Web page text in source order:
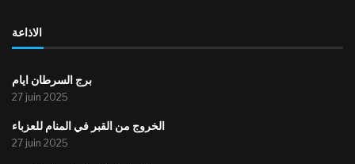
الاذاعة
برج السرطان ايام
27 juin 2025
الخروج من القبر في المنام للعزباء
27 juin 2025